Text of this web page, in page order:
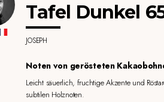
Tafel Dunkel
JOSEPH
Noten von gerösteten
Leicht säuerlich, fruchtige Akzente und
subtilen Holznoten.